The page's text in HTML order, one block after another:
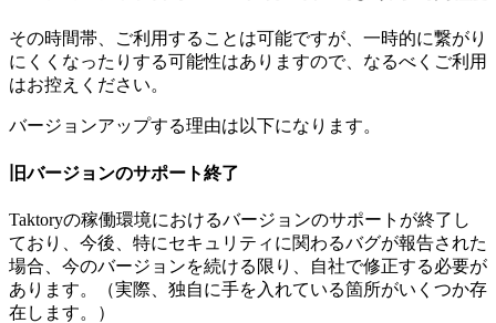
その時間帯、ご利用することは可能ですが、一時的に繋がり
にくくなったりする可能性はありますので、なるべくご利用
はお控えください。
バージョンアップする理由は以下になります。
旧バージョンのサポート終了
Taktoryの稼働環境におけるバージョンのサポートが終了し
ており、今後、特にセキュリティに関わるバグが報告された
場合、今のバージョンを続ける限り、自社で修正する必要が
あります。（実際、独自に手を入れている箇所がいくつか存
在します。）